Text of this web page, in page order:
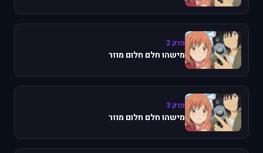
פרק 2
מישהו חלם חלום מוזר
פרק 3
מישהו חלם חלום מוזר